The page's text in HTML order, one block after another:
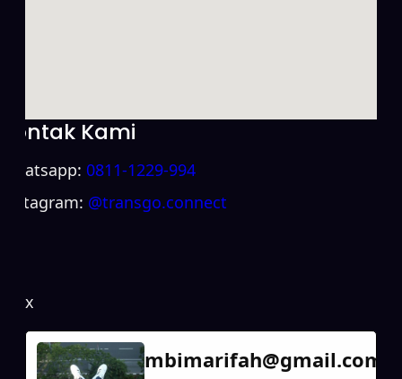
Kontak Kami
Whatsapp: 0811-1229-994
Instagram: @transgo.connect
x
mbimarifah@gmail.com